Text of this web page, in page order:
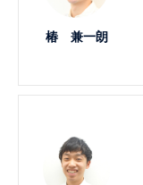
椿 兼一朗